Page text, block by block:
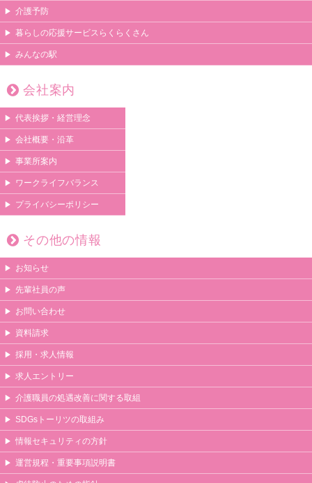
介護予防
暮らしの応援サービスらくらくさん
みんなの駅
会社案内
代表挨拶・経営理念
会社概要・沿革
事業所案内
ワークライフバランス
プライバシーポリシー
その他の情報
お知らせ
先輩社員の声
お問い合わせ
資料請求
採用・求人情報
求人エントリー
介護職員の処遇改善に関する取組
SDGsトーリツの取組み
情報セキュリティの方針
運営規程・重要事項説明書